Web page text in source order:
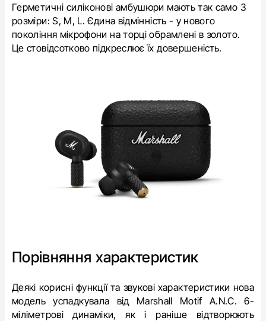
Герметичні силіконові амбушюри мають так само 3
розміри: S, M, L. Єдина відмінність - у нового
покоління мікрофони на торці обрамлені в золото.
Це стовідсотково підкреслює їх довершеність.
Порівняння характеристик
Деякі корисні функції та звукові характеристики нова
модель успадкувала від Marshall Motif A.N.C.6-
міліметрові динаміки, як і раніше відтворюють